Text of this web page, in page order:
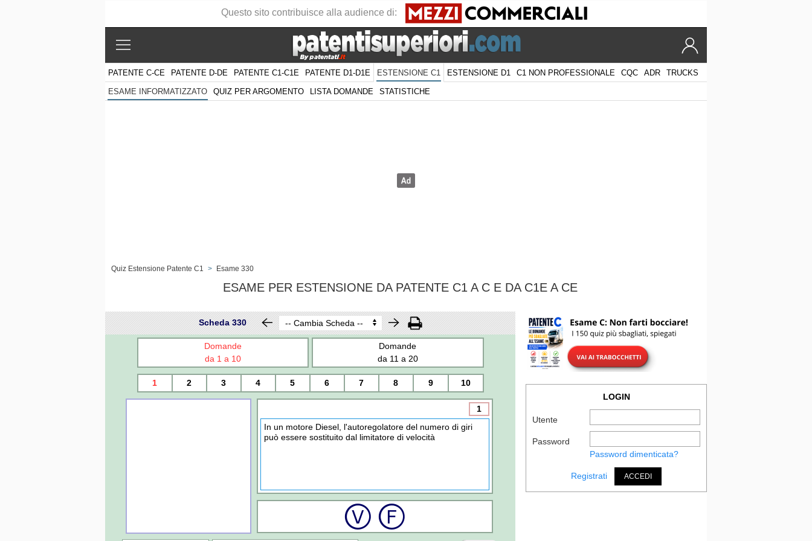
PATENTE C-CE PATENTE D-DE PATENTE C1-C1E PATENTE D1-D1E ESTENSIONE C1 ESTENSIONE D1 C1 NON PROFESSIONALE CQC ADR TRUCKS
ESAME INFORMATIZZATO QUIZ PER ARGOMENTO LISTA DOMANDE STATISTICHE
Quiz Estensione Patente C1 > Esame 330
ESAME PER ESTENSIONE DA PATENTE C1 A C E DA C1E A CE
Scheda 330
Domande
da 1 a 10
Domande
da 11 a 20
1 2 3 4 5 6 7 8 9 10
1
In un motore Diesel, l'autoregolatore del numero di giri
può essere sostituito dal limitatore di velocità
LOGIN
Utente
Password
Password dimenticata?
Registrati ACCEDI
Questo sito contribuisce alla audience di: